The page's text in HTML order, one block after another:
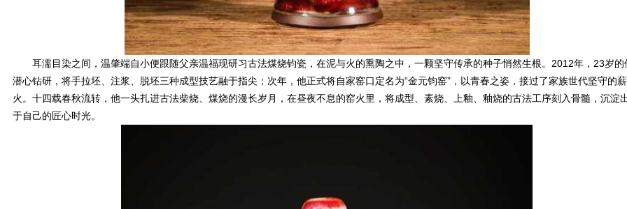
耳濡目染之间，温肇端自小便跟随父亲温福现研习古法煤烧钧瓷，在泥与火的熏陶之中，一颗坚守传承的种子悄然生根。2012年，23岁的
潜心钻研，将手拉坯、注浆、脱坯三种成型技艺融于指尖；次年，他正式将自家窑口定名为“金元钧窑”，以青春之姿，接过了家族世代坚守的薪
火。十四载春秋流转，他一头扎进古法柴烧、煤烧的漫长岁月，在昼夜不息的窑火里，将成型、素烧、上釉、釉烧的古法工序刻入骨髓，沉淀
于自己的匠心时光。